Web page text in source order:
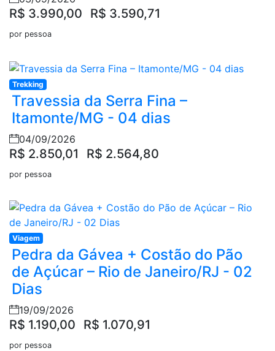
R$ 3.990,00 R$ 3.590,71
por pessoa
Trekking
Travessia da Serra Fina –
Itamonte/MG - 04 dias
04/09/2026
R$ 2.850,01 R$ 2.564,80
por pessoa
Viagem
Pedra da Gávea + Costão do Pão
de Açúcar – Rio de Janeiro/RJ - 02
Dias
19/09/2026
R$ 1.190,00 R$ 1.070,91
por pessoa